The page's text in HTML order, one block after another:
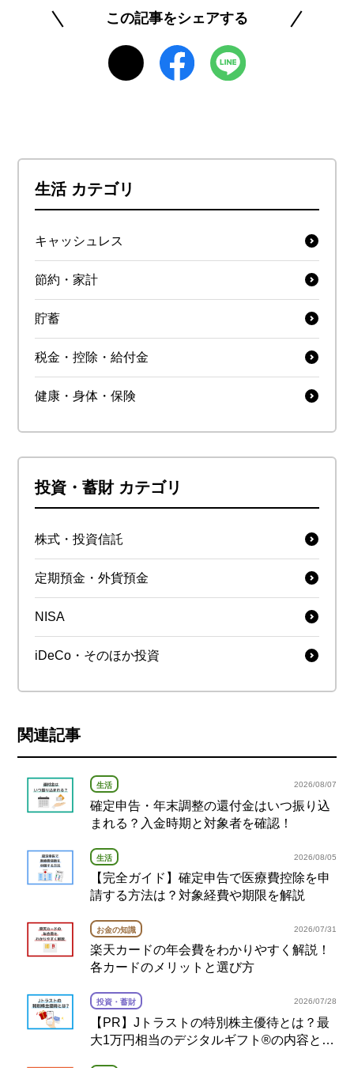
ラシーを身につけられるよう、正確で信頼できる
https://www.rakuten-card.co.jp/minna-money/
この記事をシェアする
生活 カテゴリ
キャッシュレス
節約・家計
貯蓄
税金・控除・給付金
健康・身体・保険
投資・蓄財 カテゴリ
株式・投資信託
定期預金・外貨預金
NISA
iDeCo・そのほか投資
関連記事
生活 2026/08/07
確定申告・年末調整の還付金はいつ振り込
まれる？入金時期と対象者を確認！
生活 2026/08/05
【完全ガイド】確定申告で医療費控除を申
請する方法は？対象経費や期限を解説
お金の知識 2026/07/31
楽天カードの年会費をわかりやすく解説！
各カードのメリットと選び方
投資・蓄財 2026/07/28
【PR】Jトラストの特別株主優待とは？最
大1万円相当のデジタルギフト®の内容と注